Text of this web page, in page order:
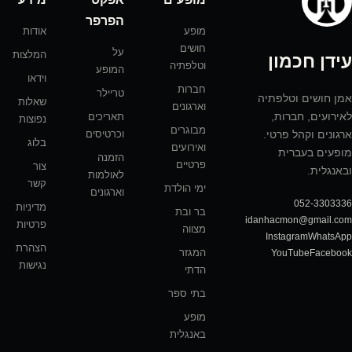
עידן חכמון
אמן חושים וטלפתיה
לאירועים, חברות,
ארגונים וקהל פרטי.
מופעים בעברית
ובאנגלית.
052-3303336
idanhacmon@gmail.com
WhatsApp
Instagram
Facebook
YouTube
מופע
חושים
וטלפתיה
חברות
וארגונים
מבוגרים
ואירועים
פרטיים
ימי הולדת
בר ובת
מצווה
המגזר
הדתי
בתי ספר
מופע
באנגלית
הפרפר
על
המופע
טריילר
תאריכים
וכרטיסים
הזמנה
לאולמות
וארגונים
אודות
המלצות
וידאו
שאלות
נפוצות
בלוג
צור
קשר
מדיניות
פרטיות
הצהרת
נגישות